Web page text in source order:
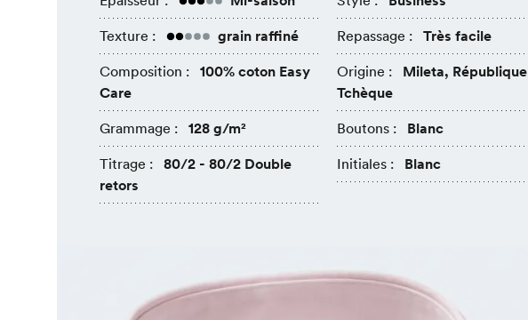
Texture : grain raffiné
Composition :
100% coton Easy
Care
Grammage : 128 g/m²
Titrage :
80/2 - 80/2 Double
retors
Repassage : Très facile
Origine :
Mileta, République
Tchèque
Boutons : Blanc
Initiales : Blanc